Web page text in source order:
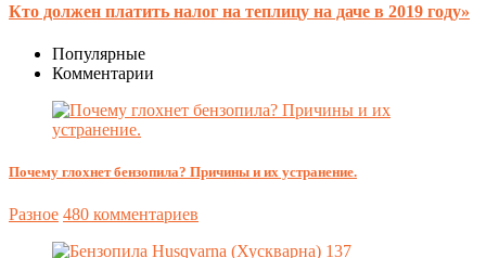
Кто должен платить налог на теплицу на даче в 2019 году»
Популярные
Комментарии
Почему глохнет бензопила? Причины и их устранение.
Разное 480 комментариев